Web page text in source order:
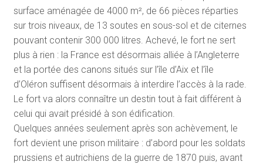
surface aménagée de 4000 m², de 66 pièces réparties
sur trois niveaux, de 13 soutes en sous-sol et de citernes
pouvant contenir 300 000 litres. Achevé, le fort ne sert
plus à rien : la France est désormais alliée à l’Angleterre
et la portée des canons situés sur l’île d’Aix et l’île
d’Oléron suffisent désormais à interdire l’accès à la rade.
Le fort va alors connaître un destin tout à fait différent à
celui qui avait présidé à son édification.
Quelques années seulement après son achèvement, le
fort devient une prison militaire : d’abord pour les soldats
prussiens et autrichiens de la guerre de 1870 puis, avant